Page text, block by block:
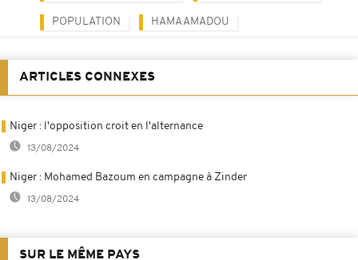
POPULATION HAMA AMADOU
ARTICLES CONNEXES
Niger : l'opposition croit en l'alternance
13/08/2024
Niger : Mohamed Bazoum en campagne à Zinder
13/08/2024
SUR LE MÊME PAYS